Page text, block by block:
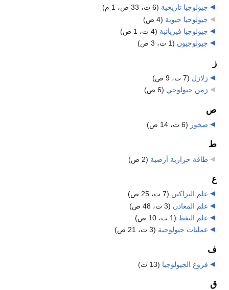
جيولوجيا تاريخية (6 ت، 33 ص، 1 م)
جيولوجيا حيوية (4 ص)
جيولوجيا فيزيائية (4 ت، 1 ص)
جيولوجيون (1 ت، 3 ص)
ز
زلازل (7 ت، 9 ص)
زمن جيولوجي (6 ص)
ص
صخور (6 ت، 14 ص)
ط
طاقة حرارية أرضية (2 ص)
ع
علم البراكين (7 ت، 25 ص)
علم المعادن (3 ت، 48 ص)
علم النفط (1 ت، 10 ص)
عمليات جيولوجية (3 ت، 21 ص)
ف
فروع الجيولوجيا (13 ت)
ق